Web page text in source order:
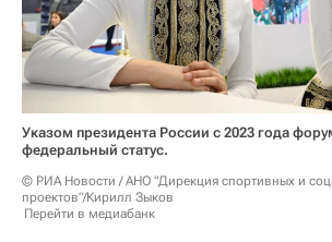
Указом президента России с 2023 года
федеральный статус.
© РИА Новости / АНО "Дирекция спортивных и
проектов"/Кирилл Зыков
Перейти в медиабанк